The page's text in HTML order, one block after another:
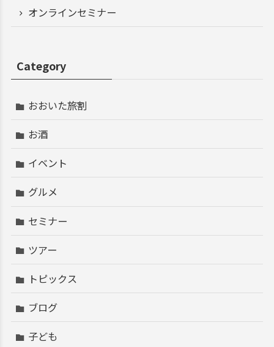
オンラインセミナー
Category
おおいた旅割
お酒
イベント
グルメ
セミナー
ツアー
トピックス
ブログ
子ども